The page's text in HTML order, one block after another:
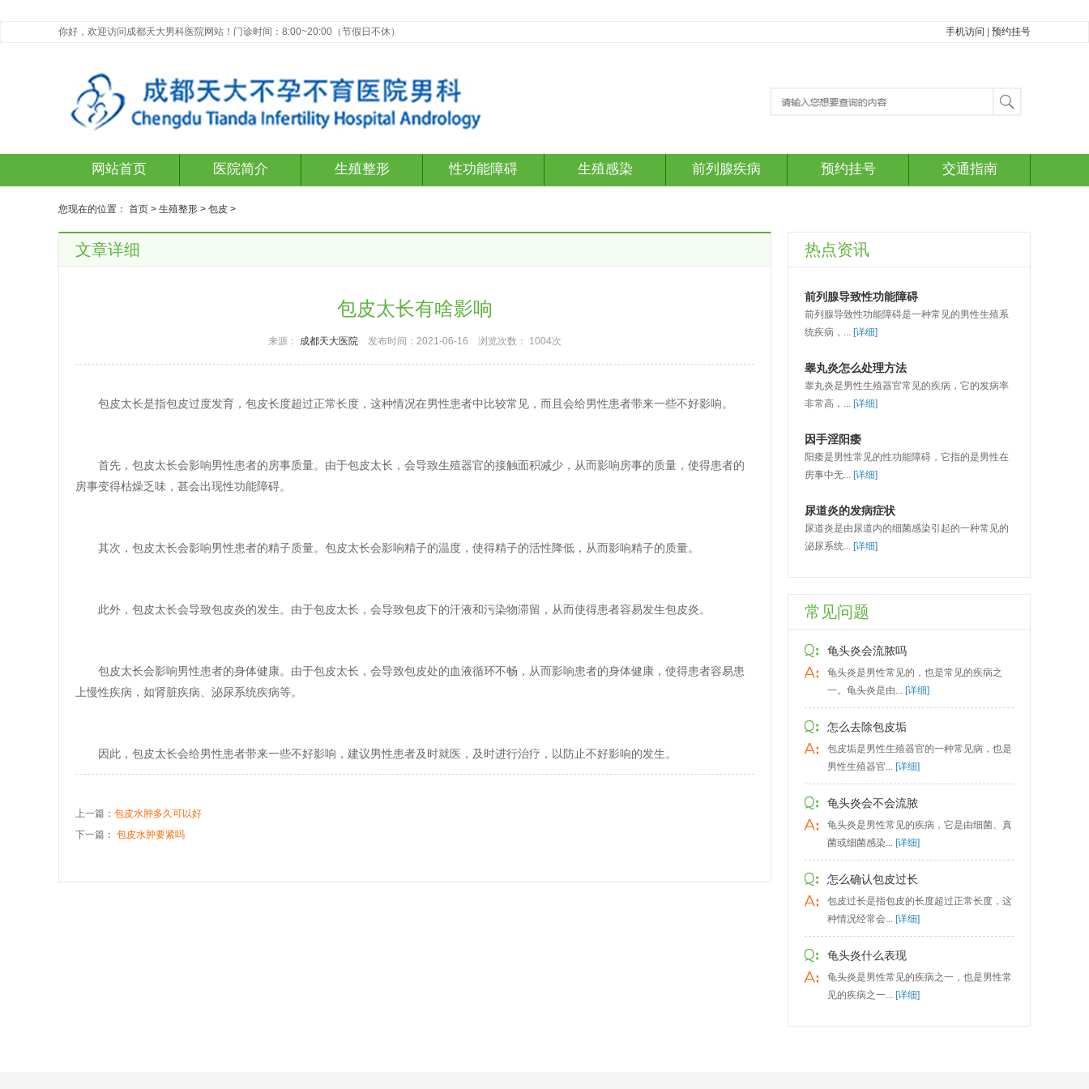
你好，欢迎访问成都天大男科医院网站！门诊时间：8:00~20:00（节假日不休） 手机访问 预约挂号
网站首页 医院简介 生殖整形 性功能障碍 生殖感染 前列腺疾病 预约挂号 交通指南
您现在的位置： 首页 > 生殖整形 > 包皮 >
文章详细
包皮太长有啥影响
来源： 成都天大医院 发布时间：2021-06-16 浏览次数： 1004次
包皮太长是指包皮过度发育，包皮长度超过正常长度，这种情况在男性患者中比较常见，而且会给男性患者带来一些不好影响。
首先，包皮太长会影响男性患者的房事质量。由于包皮太长，会导致生殖器官的接触面积减少，从而影响房事的质量，使得患者的
房事变得枯燥乏味，甚会出现性功能障碍。
其次，包皮太长会影响男性患者的精子质量。包皮太长会影响精子的温度，使得精子的活性降低，从而影响精子的质量。
此外，包皮太长会导致包皮炎的发生。由于包皮太长，会导致包皮下的汗液和污染物滞留，从而使得患者容易发生包皮炎。
包皮太长会影响男性患者的身体健康。由于包皮太长，会导致包皮处的血液循环不畅，从而影响患者的身体健康，使得患者容易患
上慢性疾病，如肾脏疾病、泌尿系统疾病等。
因此，包皮太长会给男性患者带来一些不好影响，建议男性患者及时就医，及时进行治疗，以防止不好影响的发生。
上一篇： 包皮水肿多久可以好
下一篇： 包皮水肿要紧吗
热点资讯
前列腺导致性功能障碍
前列腺导致性功能障碍是一种常见的男性生殖系
统疾病，... [详细]
睾丸炎怎么处理方法
睾丸炎是男性生殖器官常见的疾病，它的发病率
非常高，... [详细]
因手淫阳痿
阳痿是男性常见的性功能障碍，它指的是男性在
房事中无... [详细]
尿道炎的发病症状
尿道炎是由尿道内的细菌感染引起的一种常见的
泌尿系统... [详细]
常见问题
龟头炎会流脓吗
龟头炎是男性常见的，也是常见的疾病之
一。龟头炎是由... [详细]
怎么去除包皮垢
包皮垢是男性生殖器官的一种常见病，也是
男性生殖器官... [详细]
龟头炎会不会流脓
龟头炎是男性常见的疾病，它是由细菌、真
菌或细菌感染... [详细]
怎么确认包皮过长
包皮过长是指包皮的长度超过正常长度，这
种情况经常会... [详细]
龟头炎什么表现
龟头炎是男性常见的疾病之一，也是男性常
见的疾病之一... [详细]